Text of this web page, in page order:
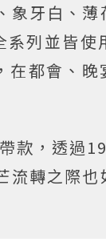
牙白、薄
系列並皆使
都會、晚
款，透過
流轉之際也